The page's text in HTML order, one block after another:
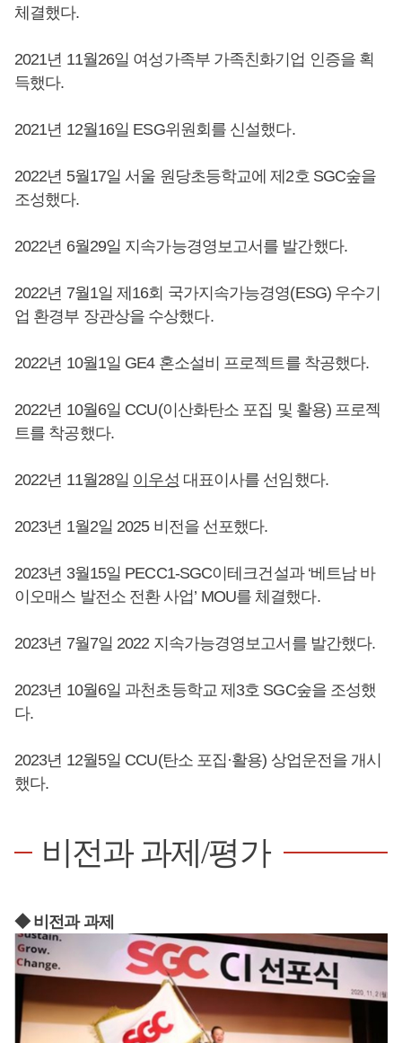
체결했다.
2021년 11월26일 여성가족부 가족친화기업 인증을 획
득했다.
2021년 12월16일 ESG위원회를 신설했다.
2022년 5월17일 서울 원당초등학교에 제2호 SGC숲을
조성했다.
2022년 6월29일 지속가능경영보고서를 발간했다.
2022년 7월1일 제16회 국가지속가능경영(ESG) 우수기
업 환경부 장관상을 수상했다.
2022년 10월1일 GE4 혼소설비 프로젝트를 착공했다.
2022년 10월6일 CCU(이산화탄소 포집 및 활용) 프로젝
트를 착공했다.
2022년 11월28일 이우성 대표이사를 선임했다.
2023년 1월2일 2025 비전을 선포했다.
2023년 3월15일 PECC1-SGC이테크건설과 ‘베트남 바
이오매스 발전소 전환 사업’ MOU를 체결했다.
2023년 7월7일 2022 지속가능경영보고서를 발간했다.
2023년 10월6일 과천초등학교 제3호 SGC숲을 조성했
다.
2023년 12월5일 CCU(탄소 포집·활용) 상업운전을 개시
했다.
비전과 과제/평가
◆ 비전과 과제